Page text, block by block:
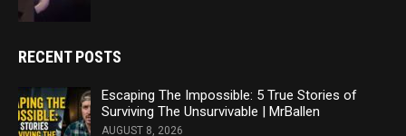
RECENT POSTS
Escaping The Impossible: 5 True Stories of
Surviving The Unsurvivable | MrBallen
AUGUST 8, 2026